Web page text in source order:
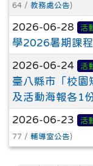
64 / 教務處公告)
2026-06-28 活
學2026暑期課程
2026-06-24 活
臺八縣市「校園
及活動海報各1
2026-06-23 活
77 / 輔導室公告)